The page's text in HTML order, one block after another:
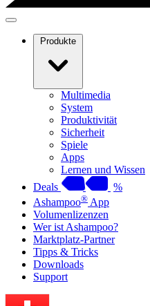
Produkte
Multimedia
System
Produktivität
Sicherheit
Spiele
Apps
Lernen und Wissen
Deals
%
Ashampoo® App
Volumenlizenzen
Wer ist Ashampoo?
Marktplatz-Partner
Tipps & Tricks
Downloads
Support